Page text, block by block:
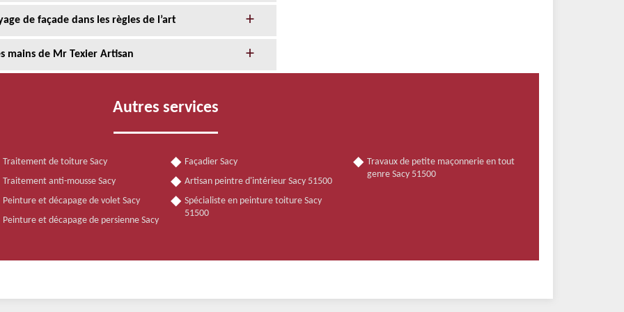
de façade dans les règles de l’art
mains de Mr Texier Artisan
Autres services
Traitement de toiture Sacy
Traitement anti-mousse Sacy
Peinture et décapage de volet Sacy
Peinture et décapage de persienne Sacy
Façadier Sacy
Artisan peintre d'intérieur Sacy 51500
Spécialiste en peinture toiture Sacy
51500
Travaux de petite maçonnerie en tout
genre Sacy 51500